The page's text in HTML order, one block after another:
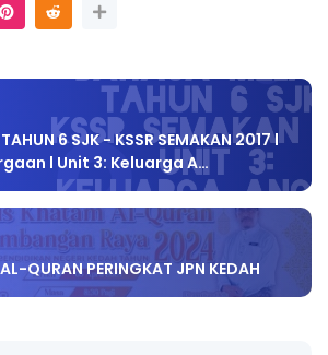
6 SJK - KSSR SEMAKAN 2017 l
l Unit 3: Keluarga A…
QURAN PERINGKAT JPN KEDAH